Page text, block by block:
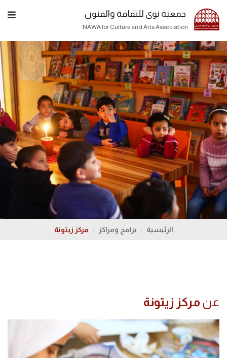
جمعية نوى للثقافة والفنون
NAWA for Culture and Arts Association
الرئيسية برامج ومراكز مركز زيتونة
عن مركز زيتونة